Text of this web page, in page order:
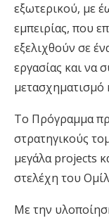
εξωτερικού, με
εμπειρίας, που
εξελιχθούν σε
εργασίας και να
μετασχηματισμό
Το Πρόγραμμα
στρατηγικούς
μεγάλαprojects
στελέχη του
Με την